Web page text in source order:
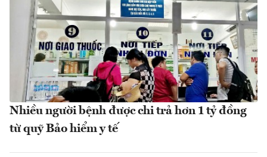
Nhiều người bệnh được chi trả hơn 1 tỷ đồng
từ quỹ Bảo hiểm y tế